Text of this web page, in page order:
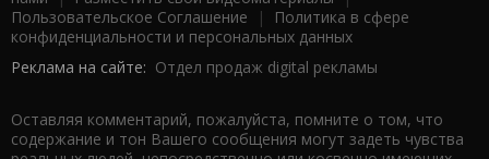
Пользовательское Соглашение |
Политика в сфере
конфиденциальности и персональных данных
Реклама на сайте: Отдел продаж digital рекламы
Оставляя комментарий, пожалуйста, помните о том, что
содержание и тон Вашего сообщения могут задеть чувства